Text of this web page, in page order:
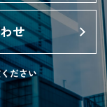
せ
ださい